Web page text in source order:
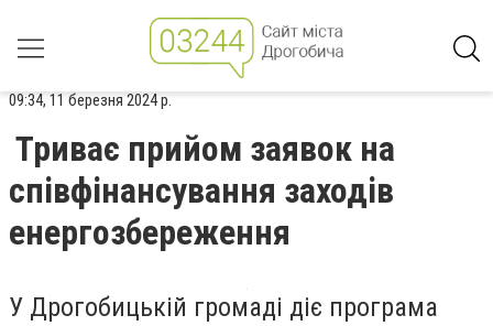
09:34, 11 березня 2024 р.
Триває прийом заявок на
співфінансування заходів
енергозбереження
У Дрогобицькій громаді діє програма